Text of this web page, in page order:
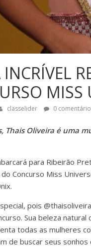
MISS
classelider 0
Thais Oliveira é uma
para Ribeirão
Concurso Miss
pois
Sua beleza
todas as mulheres
de buscar seus